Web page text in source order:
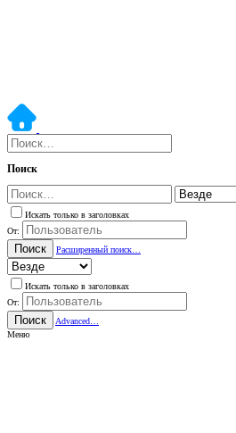
Поиск
Искать только в заголовках
От:
Поиск Расширенный поиск…
Искать только в заголовках
От:
Поиск
Advanced…
Меню